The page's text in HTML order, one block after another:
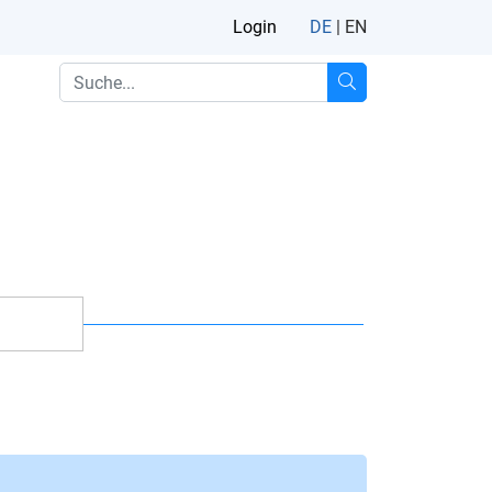
Login DE | EN